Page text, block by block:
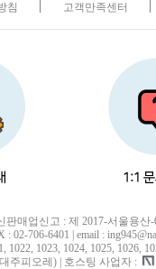
침 고객만족센터
판매업신고 : 제 2017-서울용산
706-6401 | email :
1023, 1024, 1025, 1026,
주피오레) | 호스팅 사업자 :